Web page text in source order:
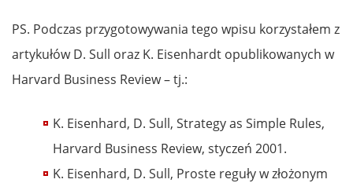
PS. Podczas przygotowywania tego wpisu korzystałem z
artykułów D. Sull oraz K. Eisenhardt opublikowanych w
Harvard Business Review – tj.:
K. Eisenhard, D. Sull, Strategy as Simple Rules,
Harvard Business Review, styczeń 2001.
K. Eisenhard, D. Sull, Proste reguły w złożonym